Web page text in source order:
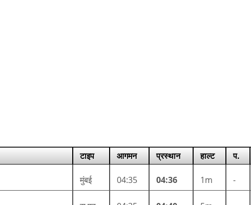
टाइप आगमन प्रस्थान हाल्ट प.
मुंबई 04:35 04:36 1m -